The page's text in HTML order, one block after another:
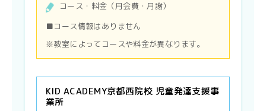
コース・料金（月会費・月謝）
■コース情報はありません
※教室によってコースや料金が異なります。
KID ACADEMY京都西院校 児童発達支援事
業所